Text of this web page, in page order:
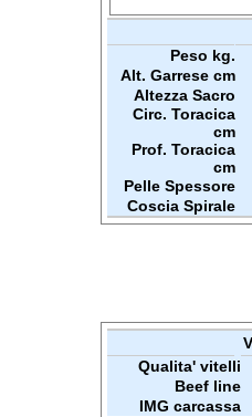
Peso kg.
Alt. Garrese cm
Altezza Sacro
Circ. Toracica
cm
Prof. Toracica
cm
Pelle Spessore
Coscia Spirale
Qualita' vitelli
Beef line
IMG carcassa